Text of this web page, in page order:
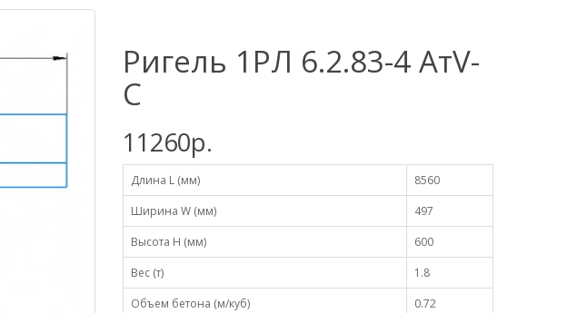
Ригель 1РЛ 6.2.83-4 АтV-
С
11260р.
Длина L (мм)
8560
Ширина W (мм)
497
Высота H (мм)
600
Вес (т)
1.8
Объем бетона (м/куб)
0.72